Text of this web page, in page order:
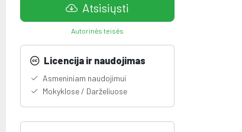
Atsisiųsti
Autorinės teisės
Licencija ir naudojimas
Asmeniniam naudojimui
Mokyklose / Darželiuose